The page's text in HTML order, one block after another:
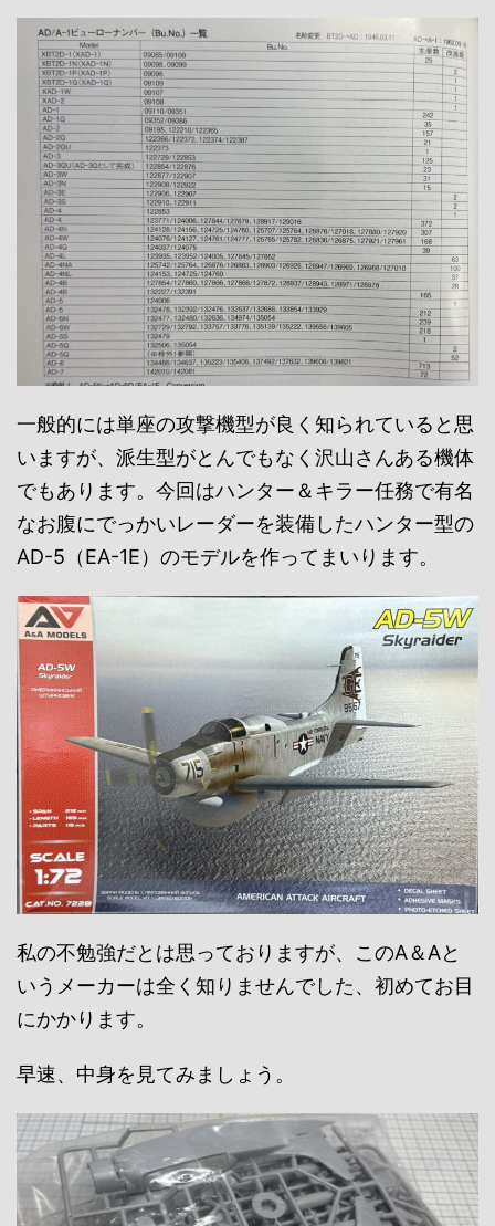
一般的には単座の攻撃機型が良く知られていると思
いますが、派生型がとんでもなく沢山さんある機体
でもあります。今回はハンター＆キラー任務で有名
なお腹にでっかいレーダーを装備したハンター型の
AD-5（EA-1E）のモデルを作ってまいります。
私の不勉強だとは思っておりますが、このA＆Aと
いうメーカーは全く知りませんでした、初めてお目
にかかります。
早速、中身を見てみましょう。